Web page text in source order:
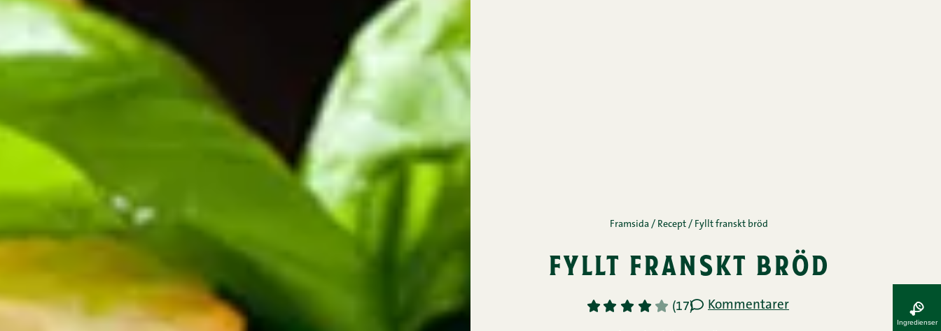
Framsida / Recept / Fyllt franskt bröd
fyllt franskt bröd
1 2 3 4 5 (17) Kommentarer
Ingredienser